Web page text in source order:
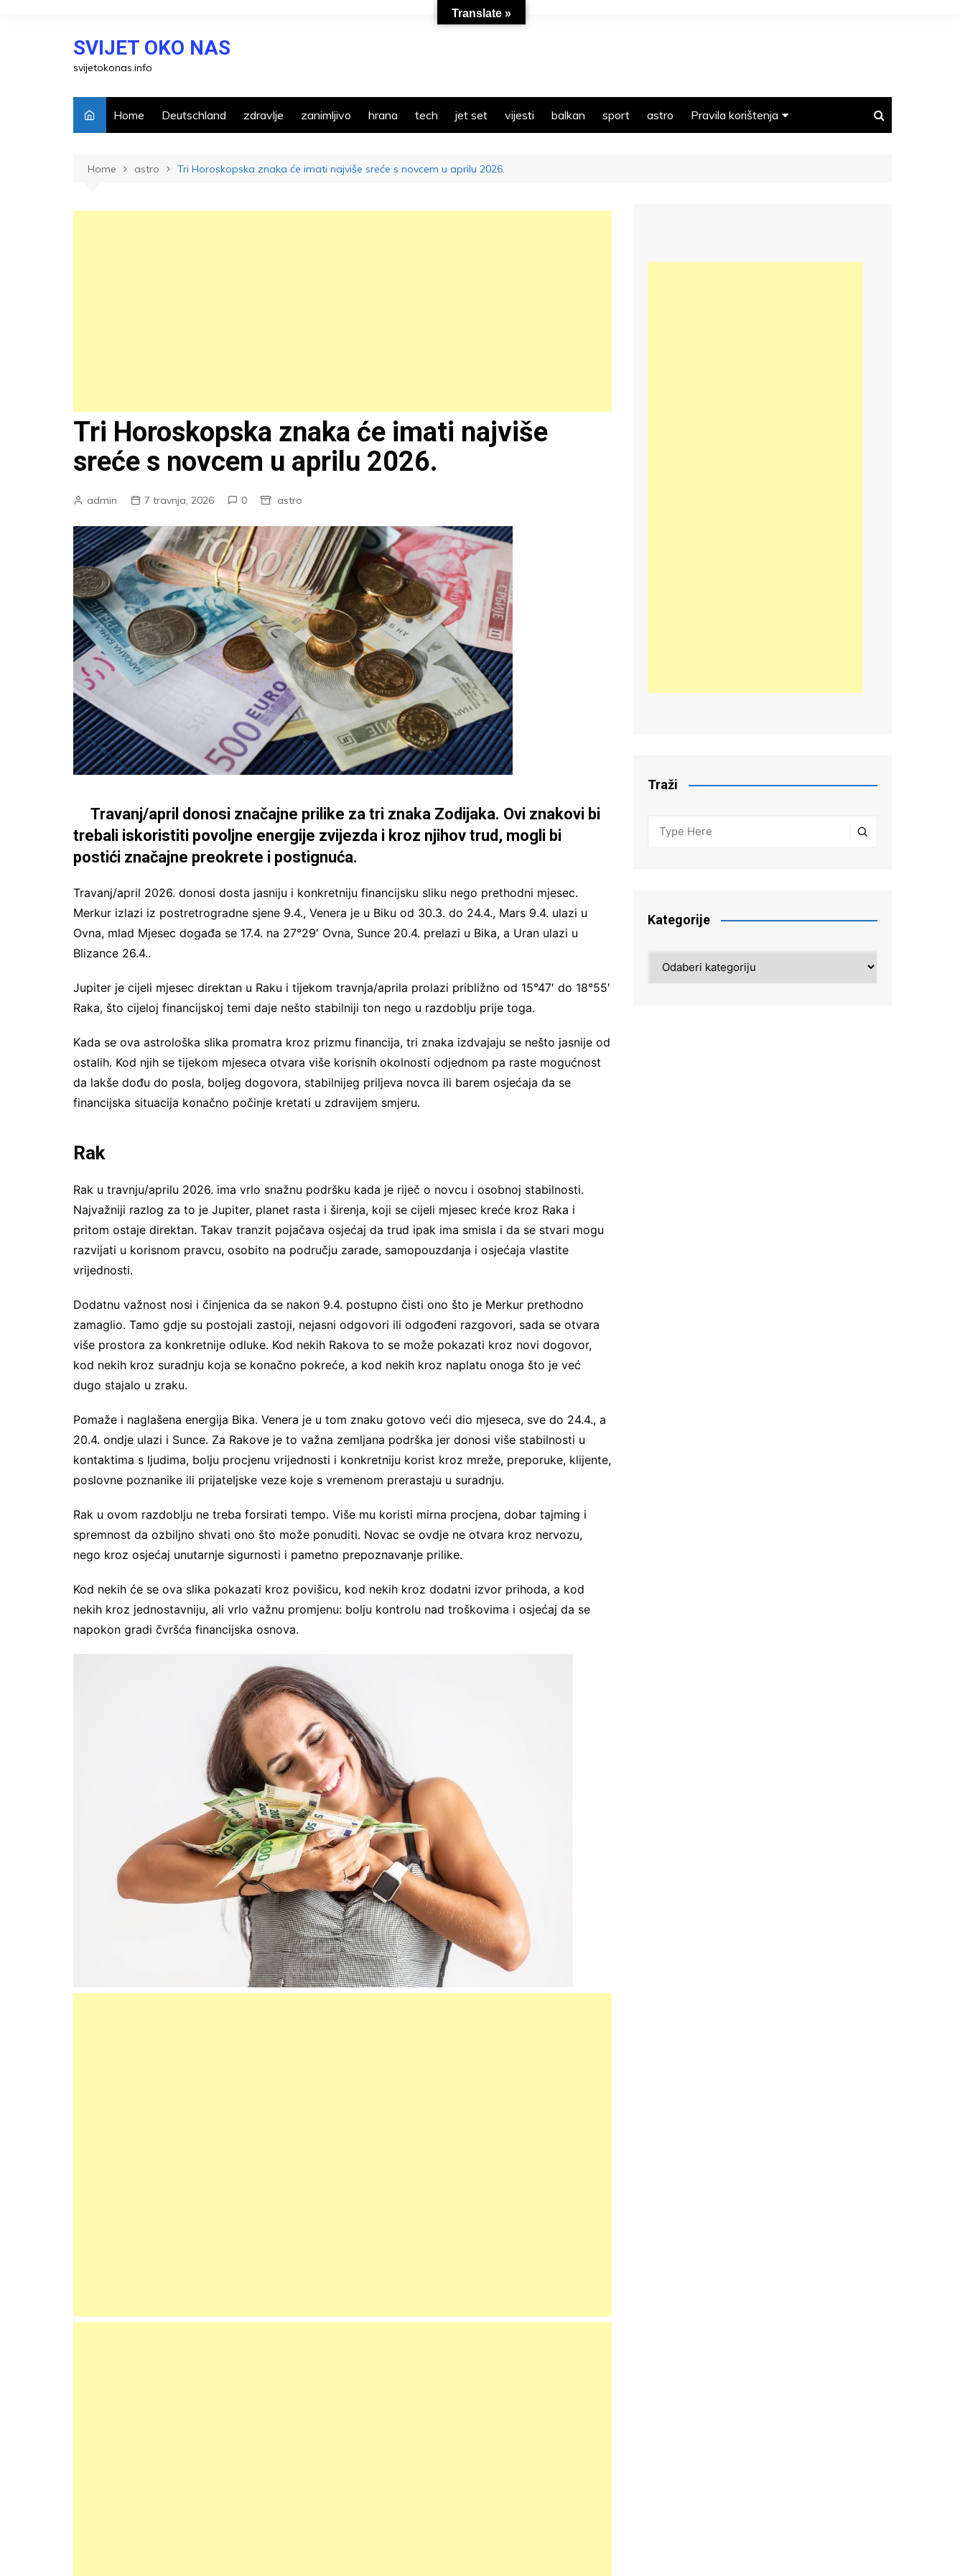
SVIJET OKO NAS
svijetokonas.info
Home Deutschland zdravlje zanimljivo hrana tech jet set vijesti balkan sport astro Pravila korištenja
Home astro Tri Horoskopska znaka će imati najviše sreće s novcem u aprilu 2026.
Tri Horoskopska znaka će imati najviše
sreće s novcem u aprilu 2026.
admin 7 travnja, 2026 0 astro
Travanj/april donosi značajne prilike za tri znaka Zodijaka. Ovi znakovi bi
trebali iskoristiti povoljne energije zvijezda i kroz njihov trud, mogli bi
postići značajne preokrete i postignuća.
Travanj/april 2026. donosi dosta jasniju i konkretniju financijsku sliku nego prethodni mjesec.
Merkur izlazi iz postretrogradne sjene 9.4., Venera je u Biku od 30.3. do 24.4., Mars 9.4. ulazi u
Ovna, mlad Mjesec događa se 17.4. na 27°29′ Ovna, Sunce 20.4. prelazi u Bika, a Uran ulazi u
Blizance 26.4..
Jupiter je cijeli mjesec direktan u Raku i tijekom travnja/aprila prolazi približno od 15°47′ do 18°55′
Raka, što cijeloj financijskoj temi daje nešto stabilniji ton nego u razdoblju prije toga.
Kada se ova astrološka slika promatra kroz prizmu financija, tri znaka izdvajaju se nešto jasnije od
ostalih. Kod njih se tijekom mjeseca otvara više korisnih okolnosti odjednom pa raste mogućnost
da lakše dođu do posla, boljeg dogovora, stabilnijeg priljeva novca ili barem osjećaja da se
financijska situacija konačno počinje kretati u zdravijem smjeru.
Rak
Rak u travnju/aprilu 2026. ima vrlo snažnu podršku kada je riječ o novcu i osobnoj stabilnosti.
Najvažniji razlog za to je Jupiter, planet rasta i širenja, koji se cijeli mjesec kreće kroz Raka i
pritom ostaje direktan. Takav tranzit pojačava osjećaj da trud ipak ima smisla i da se stvari mogu
razvijati u korisnom pravcu, osobito na području zarade, samopouzdanja i osjećaja vlastite
vrijednosti.
Dodatnu važnost nosi i činjenica da se nakon 9.4. postupno čisti ono što je Merkur prethodno
zamaglio. Tamo gdje su postojali zastoji, nejasni odgovori ili odgođeni razgovori, sada se otvara
više prostora za konkretnije odluke. Kod nekih Rakova to se može pokazati kroz novi dogovor,
kod nekih kroz suradnju koja se konačno pokreće, a kod nekih kroz naplatu onoga što je već
dugo stajalo u zraku.
Pomaže i naglašena energija Bika. Venera je u tom znaku gotovo veći dio mjeseca, sve do 24.4., a
20.4. ondje ulazi i Sunce. Za Rakove je to važna zemljana podrška jer donosi više stabilnosti u
kontaktima s ljudima, bolju procjenu vrijednosti i konkretniju korist kroz mreže, preporuke, klijente,
poslovne poznanike ili prijateljske veze koje s vremenom prerastaju u suradnju.
Rak u ovom razdoblju ne treba forsirati tempo. Više mu koristi mirna procjena, dobar tajming i
spremnost da ozbiljno shvati ono što može ponuditi. Novac se ovdje ne otvara kroz nervozu,
nego kroz osjećaj unutarnje sigurnosti i pametno prepoznavanje prilike.
Kod nekih će se ova slika pokazati kroz povišicu, kod nekih kroz dodatni izvor prihoda, a kod
nekih kroz jednostavniju, ali vrlo važnu promjenu: bolju kontrolu nad troškovima i osjećaj da se
napokon gradi čvršća financijska osnova.
Traži
Kategorije
Translate »